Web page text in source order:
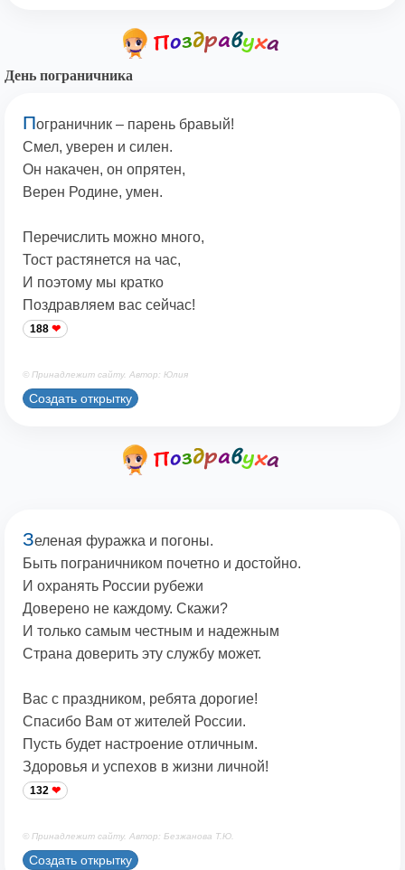
День пограничника
Пограничник – парень бравый!
Смел, уверен и силен.
Он накачен, он опрятен,
Верен Родине, умен.
Перечислить можно много,
Тост растянется на час,
И поэтому мы кратко
Поздравляем вас сейчас!
188
© Принадлежит сайту. Автор: Юлия
Создать открытку
Зеленая фуражка и погоны.
Быть пограничником почетно и достойно.
И охранять России рубежи
Доверено не каждому. Скажи?
И только самым честным и надежным
Страна доверить эту службу может.
Вас с праздником, ребята дорогие!
Спасибо Вам от жителей России.
Пусть будет настроение отличным.
Здоровья и успехов в жизни личной!
132
© Принадлежит сайту. Автор: Безжанова Т.Ю.
Создать открытку